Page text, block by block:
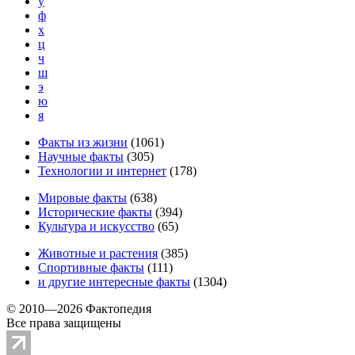
ф
х
ц
ч
ш
э
ю
я
Факты из жизни (1061)
Научные факты (305)
Технологии и интернет (178)
Мировые факты (638)
Исторические факты (394)
Культура и искусство (65)
Животные и растения (385)
Спортивные факты (111)
и другие интересные факты (1304)
© 2010—2026 Фактопедия
Все права защищены